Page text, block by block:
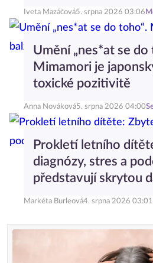
Iveta Mazáčová5. srpna 2026 03:06
Umění „nes*at se do
Mimamori je
toxické pozitivitě
Anna Nováková5. srpna 2026 04:00
Prokletí letního
diagnózy, stres a
představují skrytou
Markéta Burleová4. srpna 2026 03:01